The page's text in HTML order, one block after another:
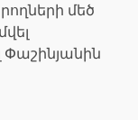
մեծ